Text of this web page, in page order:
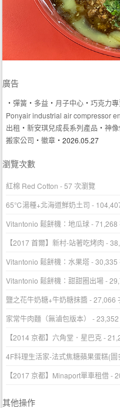
廣告
‧彈簧 ‧ 多益 ‧ 月子中心 ‧巧克力
Ponyair industrial air compressor
出租 ‧新安琪兒成長系列產品 ‧神
搬家公司 ‧徽章 ‧2026.05.27
瀏覽次數
紅棉 Red Cotton - 57 次瀏覽
65℃湯種+北海道鮮奶土司 -
Vitantonio 鬆餅機：地瓜球- 71,268
【2017 首爾】新村-站著吃烤肉 -
Vitantonio 鬆餅機：水果塔- 30,335
Vitantonio 鬆餅機：甜甜圈出場-
鹽之花牛奶糖+牛奶糖抹醬- 27,066
家常牛肉麵（無滷包版本）
-
【2014 京都】六角堂．星巴克-
4F料理生活家-法式焦糖蘋果蛋糕(圖
【2017 京都】Minaport單車租借-
其他操作